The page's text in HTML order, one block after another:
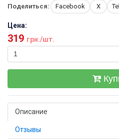
Поделиться: Facebook X
Цена:
319 грн./шт.
Описание
Отзывы